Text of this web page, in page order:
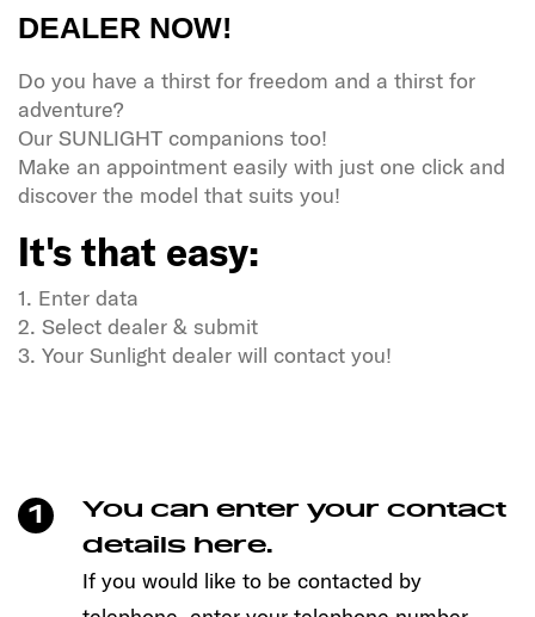
DEALER NOW!
Do you have a thirst for freedom and a thirst for
adventure?
Our SUNLIGHT companions too!
Make an appointment easily with just one click and
discover the model that suits you!
It's that easy:
1. Enter data
2. Select dealer & submit
3. Your Sunlight dealer will contact you!
discover the model that suits you!
It's that easy:
1
You can enter your contact
details here.
If you would like to be contacted by